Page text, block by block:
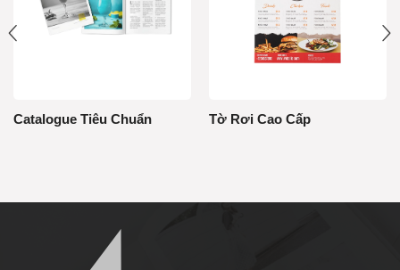
Catalogue Tiêu Chuẩn Tờ Rơi Cao Cấp